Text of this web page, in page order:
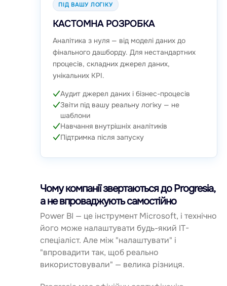
ПІД ВАШУ ЛОГІКУ
КАСТОМНА РОЗРОБКА
Аналітика з нуля — від моделі даних до
фінального дашборду. Для нестандартних
процесів, складних джерел даних,
унікальних KPI.
Аудит джерел даних і бізнес-процесів
Звіти під вашу реальну логіку — не
шаблони
Навчання внутрішніх аналітиків
Підтримка після запуску
Чому компанії звертаються до Progresia,
а не впроваджують самостійно
Power BI — це інструмент Microsoft, і технічно
його може налаштувати будь-який IT-
спеціаліст. Але між "налаштувати" і
"впровадити так, щоб реально
використовували" — велика різниця.